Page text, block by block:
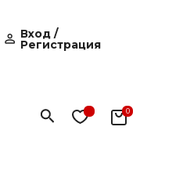
Вход /
Регистрация
Поиск